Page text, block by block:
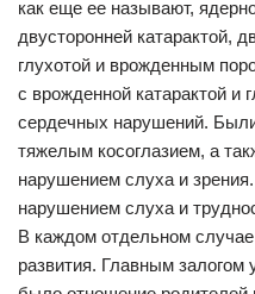
как еще ее называют,
двусторонней катарактой,
глухотой и врожденным
с врожденной катарактой и
сердечных нарушений.
тяжелым косоглазием, а
нарушением слуха и
нарушением слуха и
В каждом отдельном
развития. Главным залогом